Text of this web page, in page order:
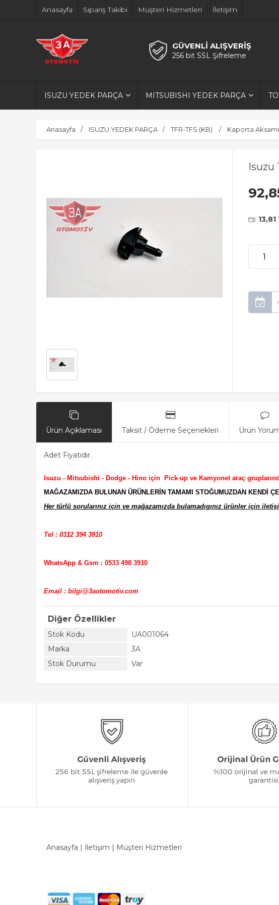
Anasayfa Sipariş Takibi Müşteri Hizmetleri İletişim
GÜVENLİ ALIŞVERİŞ
256 bit SSL Şifreleme
ISUZU YEDEK PARÇA MITSUBISHI YEDEK PARÇA
Anasayfa ISUZU YEDEK PARÇA TFR-TFS (KB) Kaporta Aksamı
Isuzu
13,81
Ürün Açıklaması Taksit / Ödeme Seçenekleri Ürün
Adet Fiyatıdır.
Isuzu - Mitsubishi - Dodge - Hino için Pick-up ve Kamyonet araç
MAĞAZAMIZDA BULUNAN ÜRÜNLERİN TAMAMI STOĞUMUZDAN KENDİ
Her türlü sorularınız için ve mağazamızda bulamadıgınız ürünler için
Tel : 0312 394 3910
WhatsApp & Gsm : 0533 498 3910
Email : bilgi@3aotomotiv.com
Diğer Özellikler
Stok Kodu
UA001064
Marka
3A
Stok Durumu
Var
Anasayfa | İletişim | Müşteri Hizmetleri